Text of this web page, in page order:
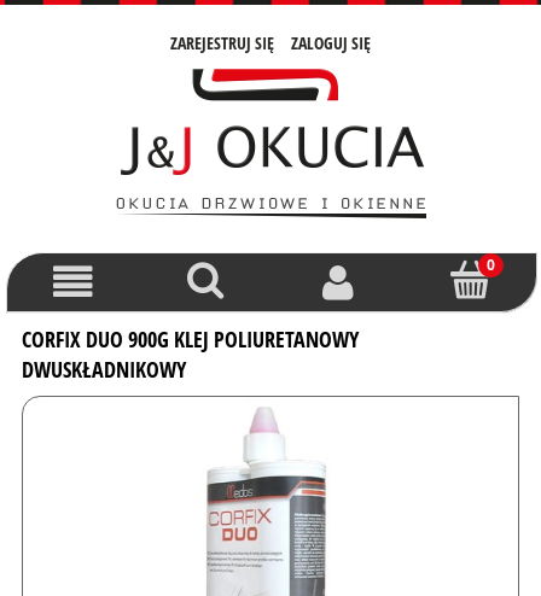
ZAREJESTRUJ SIĘ ZALOGUJ SIĘ
CORFIX DUO 900G KLEJ POLIURETANOWY
DWUSKŁADNIKOWY